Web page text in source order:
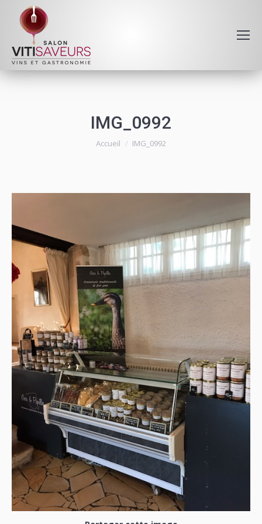
IMG_0992
Vous êtes ici :
Accueil IMG_0992